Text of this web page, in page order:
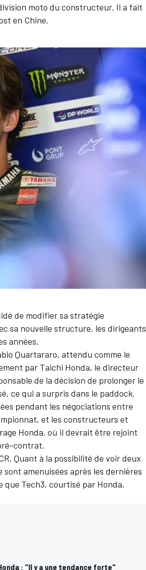
moto du constructeur. Il a fait
en Chine.
de modifier sa stratégie
sa nouvelle structure, les dirigeants
années.
Quartararo, attendu comme le
par Taichi Honda, le directeur
de la décision de prolonger le
ce qui a surpris dans le paddock.
pendant les négociations entre
et les constructeurs et
Honda, où il devrait être rejoint
contrat.
Quant à la possibilité de voir deux
amenuisées après les dernières
que Tech3, courtisé par Honda,
: "Il y a une tendance forte"